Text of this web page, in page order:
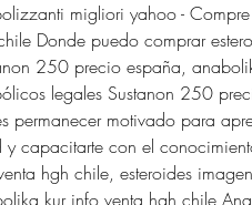
migliori yahoo -
Donde puedo comprar
250 precio españa,
legales Sustanon 250
permanecer motivado para
y capacitarte con el
hgh chile, esteroides
kur info venta hgh chile